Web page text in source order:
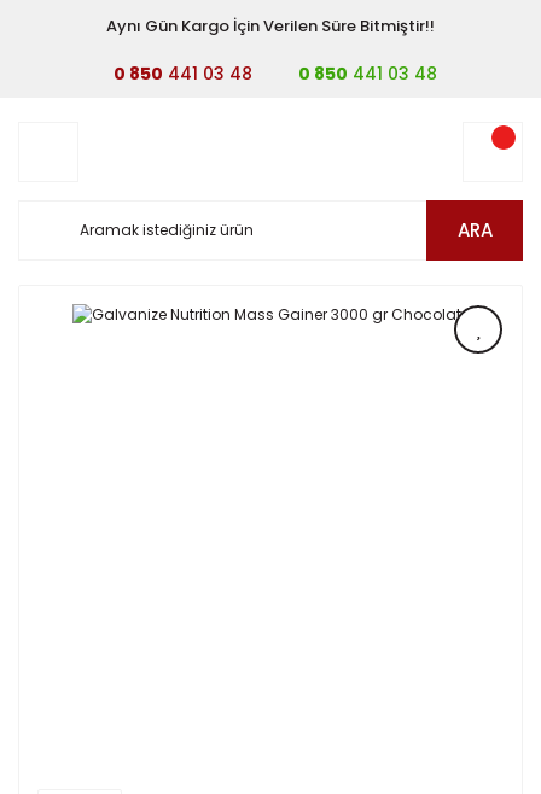
Aynı Gün Kargo İçin Verilen Süre Bitmiştir!!
0 850 441 03 48 0 850 441 03 48
ARA